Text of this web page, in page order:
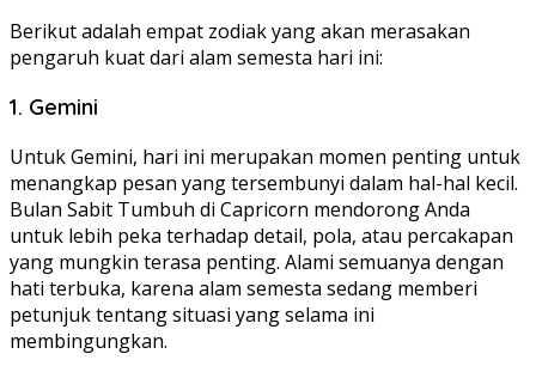
Berikut adalah empat zodiak yang akan merasakan
pengaruh kuat dari alam semesta hari ini:
1. Gemini
Untuk Gemini, hari ini merupakan momen penting untuk
menangkap pesan yang tersembunyi dalam hal-hal kecil.
Bulan Sabit Tumbuh di Capricorn mendorong Anda
untuk lebih peka terhadap detail, pola, atau percakapan
yang mungkin terasa penting. Alami semuanya dengan
hati terbuka, karena alam semesta sedang memberi
petunjuk tentang situasi yang selama ini
membingungkan.